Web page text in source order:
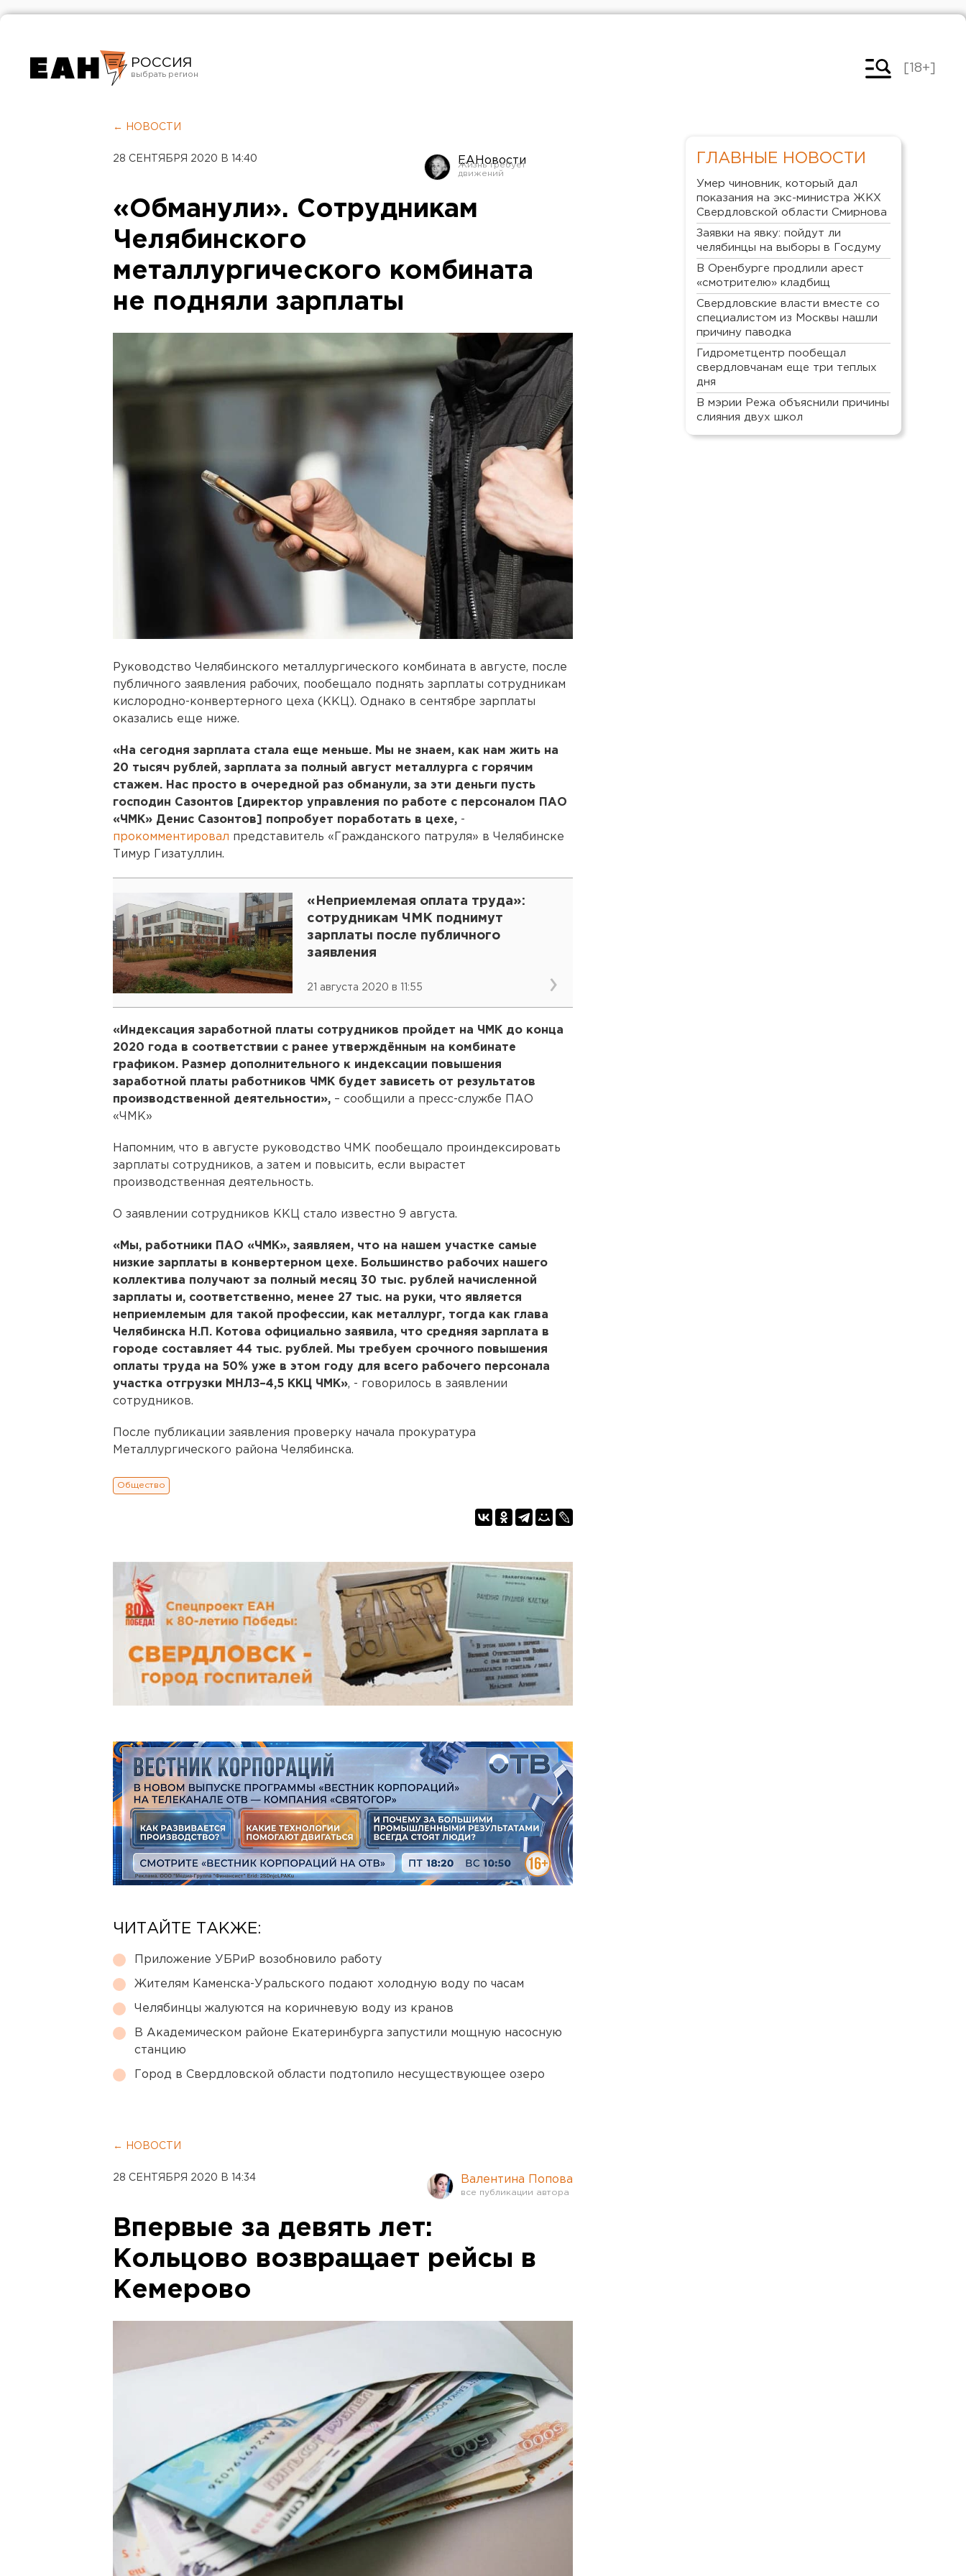
РОССИЯ
Челябинск
[18+]
← НОВОСТИ
28 СЕНТЯБРЯ 2020 В 14:40 ЕАНовости
«Обманули». Сотрудникам
Челябинского
металлургического комбината
не подняли зарплаты
Руководство Челябинского металлургического комбината в августе, после
публичного заявления рабочих, пообещало поднять зарплаты сотрудникам
кислородно-конвертерного цеха (ККЦ). Однако в сентябре зарплаты
оказались еще ниже.
«На сегодня зарплата стала еще меньше. Мы не знаем, как нам жить на
20 тысяч рублей, зарплата за полный август металлурга с горячим
стажем. Нас просто в очередной раз обманули, за эти деньги пусть
господин Сазонтов [директор управления по работе с персоналом ПАО
«ЧМК» Денис Сазонтов] попробует поработать в цехе, -
прокомментировал представитель «Гражданского патруля» в Челябинске
Тимур Гизатуллин.
«Неприемлемая оплата труда»:
сотрудникам ЧМК поднимут
зарплаты после публичного
заявления
21 августа 2020 в 11:55
«Индексация заработной платы сотрудников пройдет на ЧМК до конца
2020 года в соответствии с ранее утверждённым на комбинате
графиком. Размер дополнительного к индексации повышения
заработной платы работников ЧМК будет зависеть от результатов
производственной деятельности», – сообщили а пресс-службе ПАО
«ЧМК»
Напомним, что в августе руководство ЧМК пообещало проиндексировать
зарплаты сотрудников, а затем и повысить, если вырастет
производственная деятельность.
О заявлении сотрудников ККЦ стало известно 9 августа.
«Мы, работники ПАО «ЧМК», заявляем, что на нашем участке самые
низкие зарплаты в конвертерном цехе. Большинство рабочих нашего
коллектива получают за полный месяц 30 тыс. рублей начисленной
зарплаты и, соответственно, менее 27 тыс. на руки, что является
неприемлемым для такой профессии, как металлург, тогда как глава
Челябинска Н.П. Котова официально заявила, что средняя зарплата в
городе составляет 44 тыс. рублей. Мы требуем срочного повышения
оплаты труда на 50% уже в этом году для всего рабочего персонала
участка отгрузки МНЛЗ–4,5 ККЦ ЧМК», - говорилось в заявлении
сотрудников.
После публикации заявления проверку начала прокуратура
Металлургического района Челябинска.
Общество
ЧИТАЙТЕ ТАКЖЕ:
Приложение УБРиР возобновило работу
Жителям Каменска-Уральского подают холодную воду по часам
Челябинцы жалуются на коричневую воду из кранов
В Академическом районе Екатеринбурга запустили мощную насосную
станцию
Город в Свердловской области подтопило несуществующее озеро
← НОВОСТИ
28 СЕНТЯБРЯ 2020 В 14:34 Валентина Попова
Впервые за девять лет:
Кольцово возвращает рейсы в
Кемерово
ГЛАВНЫЕ НОВОСТИ
Умер чиновник, который дал
показания на экс-министра ЖКХ
Свердловской области Смирнова
Заявки на явку: пойдут ли
челябинцы на выборы в Госдуму
В Оренбурге продлили арест
«смотрителю» кладбищ
Свердловские власти вместе со
специалистом из Москвы нашли
причину паводка
Гидрометцентр пообещал
свердловчанам еще три теплых
дня
В мэрии Режа объяснили причины
слияния двух школ